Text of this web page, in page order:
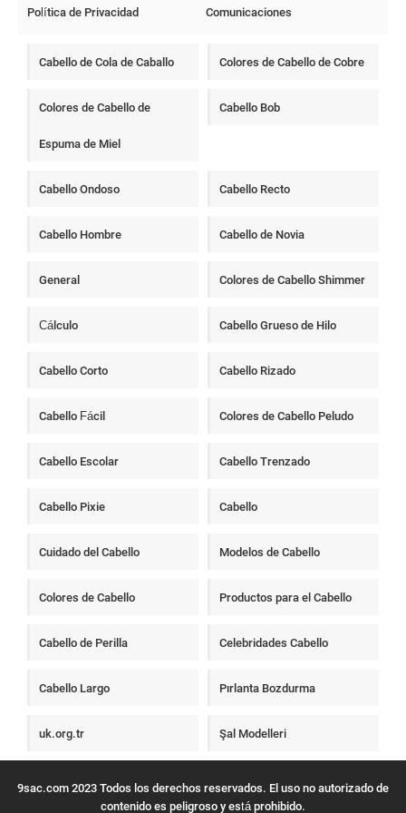
Política de Privacidad
Comunicaciones
Cabello de Cola de Caballo Colores de Cabello de Cobre
Colores de Cabello de
Espuma de Miel
Cabello Bob
Cabello Ondoso Cabello Recto
Cabello Hombre Cabello de Novia
General Colores de Cabello Shimmer
Cálculo Cabello Grueso de Hilo
Cabello Corto Cabello Rizado
Cabello Fácil Colores de Cabello Peludo
Cabello Escolar Cabello Trenzado
Cabello Pixie Cabello
Cuidado del Cabello Modelos de Cabello
Colores de Cabello Productos para el Cabello
Cabello de Perilla Celebridades Cabello
Cabello Largo Pırlanta Bozdurma
uk.org.tr Şal Modelleri
9sac.com 2023 Todos los derechos reservados. El uso no autorizado de
contenido es peligroso y está prohibido.